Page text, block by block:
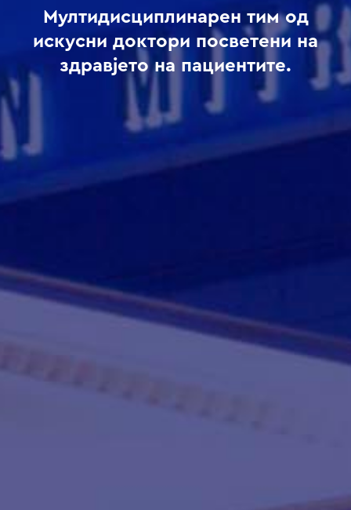
Мултидисциплинарен тим од
искусни доктори посветени на
здравјето на пациентите.